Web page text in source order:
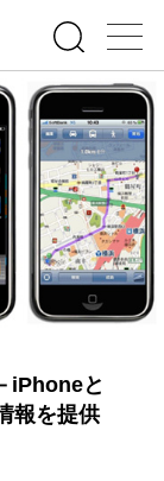
iPhoneと
報を提供